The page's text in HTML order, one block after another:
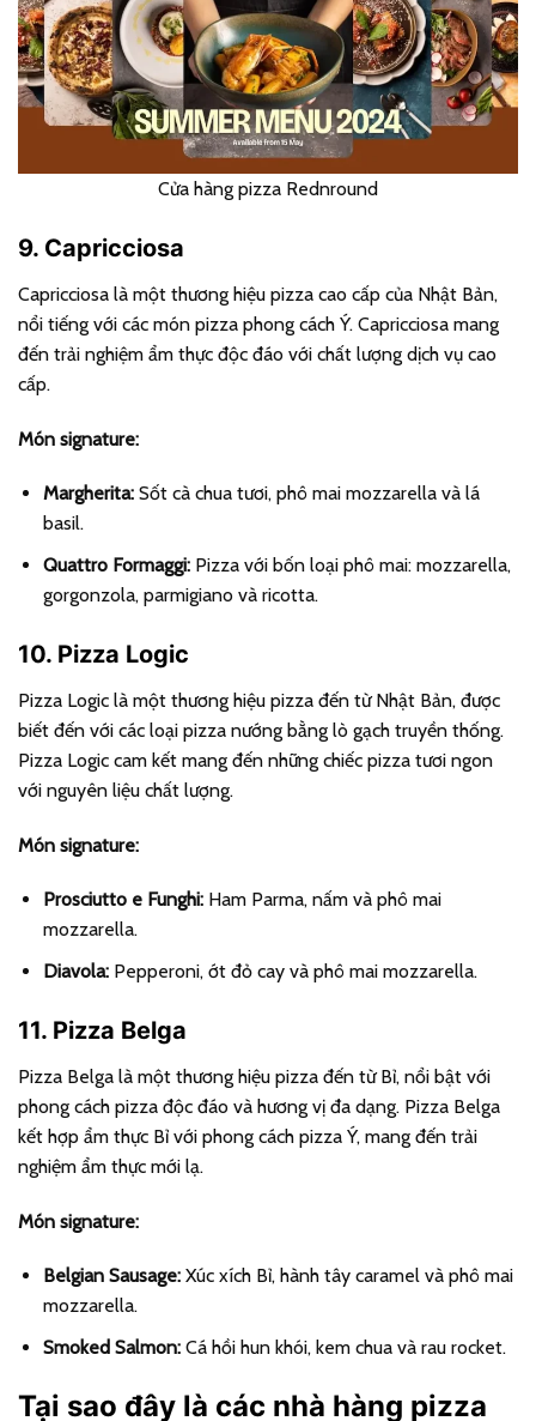
Cửa hàng pizza Rednround
9. Capricciosa
Capricciosa là một thương hiệu pizza cao cấp của Nhật Bản,
nổi tiếng với các món pizza phong cách Ý. Capricciosa mang
đến trải nghiệm ẩm thực độc đáo với chất lượng dịch vụ cao
cấp.
Món signature:
Margherita:Sốt cà chua tươi, phô mai mozzarella và lá
basil.
Quattro Formaggi:Pizza với bốn loại phô mai: mozzarella,
gorgonzola, parmigiano và ricotta.
10. Pizza Logic
Pizza Logic là một thương hiệu pizza đến từ Nhật Bản, được
biết đến với các loại pizza nướng bằng lò gạch truyền thống.
Pizza Logic cam kết mang đến những chiếc pizza tươi ngon
với nguyên liệu chất lượng.
Món signature:
Prosciutto e Funghi:Ham Parma, nấm và phô mai
mozzarella.
Diavola:Pepperoni, ớt đỏ cay và phô mai mozzarella.
11. Pizza Belga
Pizza Belga là một thương hiệu pizza đến từ Bỉ, nổi bật với
phong cách pizza độc đáo và hương vị đa dạng. Pizza Belga
kết hợp ẩm thực Bỉ với phong cách pizza Ý, mang đến trải
nghiệm ẩm thực mới lạ.
Món signature:
Belgian Sausage:Xúc xích Bỉ, hành tây caramel và phô mai
mozzarella.
Smoked Salmon:Cá hồi hun khói, kem chua và rau rocket.
Tại sao đây là các nhà hàng pizza